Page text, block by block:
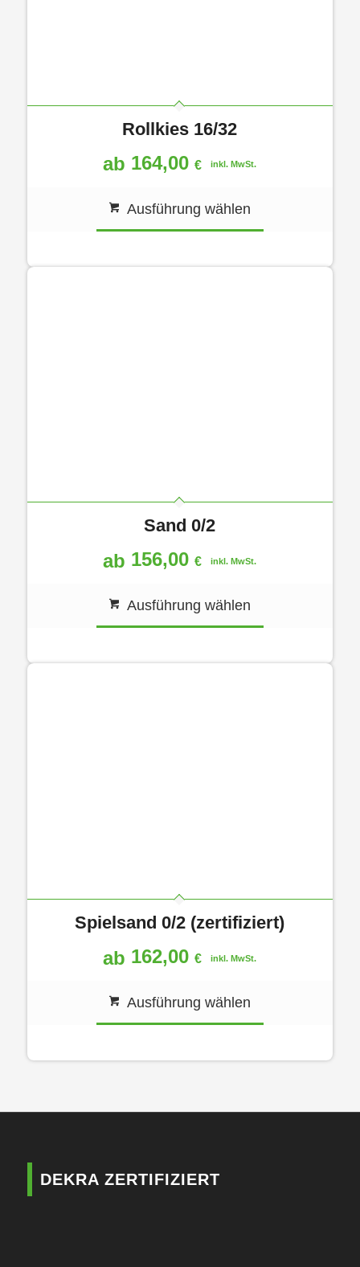
Rollkies 16/32
ab 164,00€ inkl. MwSt.
Ausführung wählen
Sand 0/2
ab 156,00€ inkl. MwSt.
Ausführung wählen
Spielsand 0/2 (zertifiziert)
ab 162,00€ inkl. MwSt.
Ausführung wählen
DEKRA ZERTIFIZIERT